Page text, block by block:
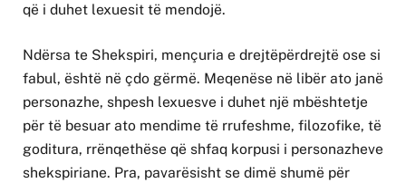
që i duhet lexuesit të mendojë.
Ndërsa te Shekspiri, mençuria e drejtëpërdrejtë ose si
fabul, është në çdo gërmë. Meqenëse në libër ato janë
personazhe, shpesh lexuesve i duhet një mbështetje
për të besuar ato mendime të rrufeshme, filozofike, të
goditura, rrënqethëse që shfaq korpusi i personazheve
shekspiriane. Pra, pavarësisht se dimë shumë për